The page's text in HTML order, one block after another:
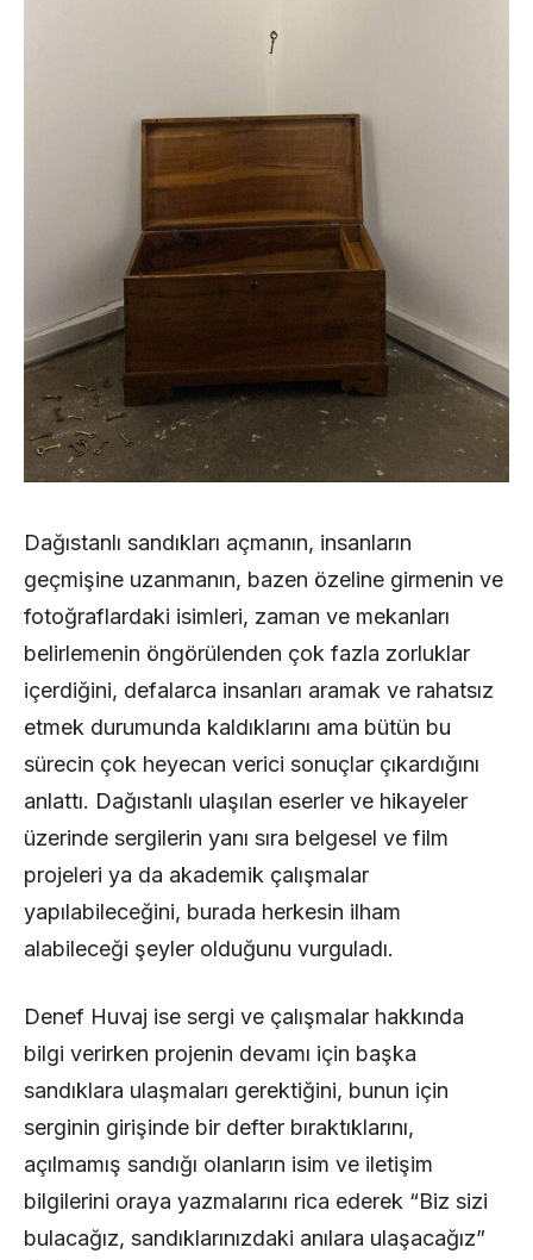
Dağıstanlı sandıkları açmanın, insanların
geçmişine uzanmanın, bazen özeline girmenin ve
fotoğraflardaki isimleri, zaman ve mekanları
belirlemenin öngörülenden çok fazla zorluklar
içerdiğini, defalarca insanları aramak ve rahatsız
etmek durumunda kaldıklarını ama bütün bu
sürecin çok heyecan verici sonuçlar çıkardığını
anlattı. Dağıstanlı ulaşılan eserler ve hikayeler
üzerinde sergilerin yanı sıra belgesel ve film
projeleri ya da akademik çalışmalar
yapılabileceğini, burada herkesin ilham
alabileceği şeyler olduğunu vurguladı.
Denef Huvaj ise sergi ve çalışmalar hakkında
bilgi verirken projenin devamı için başka
sandıklara ulaşmaları gerektiğini, bunun için
serginin girişinde bir defter bıraktıklarını,
açılmamış sandığı olanların isim ve iletişim
bilgilerini oraya yazmalarını rica ederek “Biz sizi
bulacağız, sandıklarınızdaki anılara ulaşacağız”